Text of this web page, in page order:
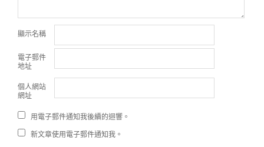
顯示名稱
電子郵件
地址
個人網站
網址
用電子郵件通知我後續的迴響。
新文章使用電子郵件通知我。